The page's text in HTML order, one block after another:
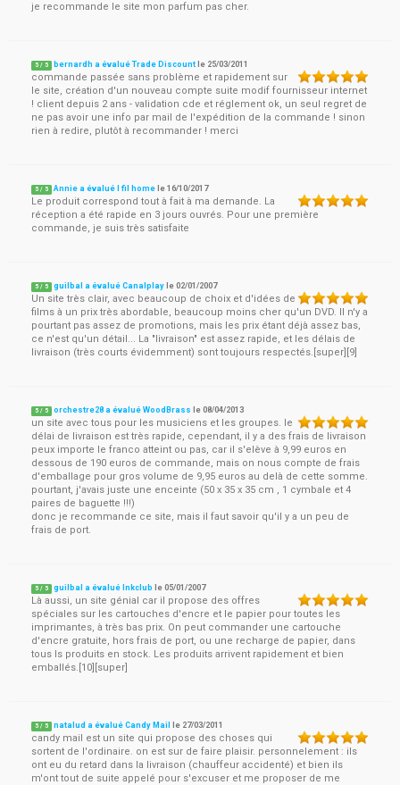
je recommande le site mon parfum pas cher.
5 / 5 bernardh a évalué Trade Discount le 25/03/2011
commande passée sans problème et rapidement sur
le site, création d'un nouveau compte suite modif fournisseur internet
! client depuis 2 ans - validation cde et réglement ok, un seul regret de
ne pas avoir une info par mail de l'expédition de la commande ! sinon
rien à redire, plutôt à recommander ! merci
5 / 5 Annie a évalué I fil home le16/10/2017
Le produit correspond tout à fait à ma demande. La
réception a été rapide en 3 jours ouvrés. Pour une première
commande, je suis très satisfaite
5 / 5 guilbal a évalué Canalplay le02/01/2007
Un site très clair, avec beaucoup de choix et d'idées de
films à un prix très abordable, beaucoup moins cher qu'un DVD. Il n'y a
pourtant pas assez de promotions, mais les prix étant déjà assez bas,
ce n'est qu'un détail... La "livraison" est assez rapide, et les délais de
livraison (très courts évidemment) sont toujours respectés.[super][9]
5 / 5 orchestre28 a évalué WoodBrass le08/04/2013
un site avec tous pour les musiciens et les groupes. le
délai de livraison est très rapide, cependant, il y a des frais de livraison
peux importe le franco atteint ou pas, car il s'elève à 9,99 euros en
dessous de 190 euros de commande, mais on nous compte de frais
d'emballage pour gros volume de 9,95 euros au delà de cette somme.
pourtant, j'avais juste une enceinte (50 x 35 x 35 cm , 1 cymbale et 4
paires de baguette !!!)
donc je recommande ce site, mais il faut savoir qu'il y a un peu de
frais de port.
5 / 5 guilbal a évalué Inkclub le05/01/2007
Là aussi, un site génial car il propose des offres
spéciales sur les cartouches d'encre et le papier pour toutes les
imprimantes, à très bas prix. On peut commander une cartouche
d'encre gratuite, hors frais de port, ou une recharge de papier, dans
tous ls produits en stock. Les produits arrivent rapidement et bien
emballés.[10][super]
5 / 5 natalud a évalué Candy Mail le 27/03/2011
candy mail est un site qui propose des choses qui
sortent de l'ordinaire. on est sur de faire plaisir. personnelement : ils
ont eu du retard dans la livraison (chauffeur accidenté) et bien ils
m'ont tout de suite appelé pour s'excuser et me proposer de me